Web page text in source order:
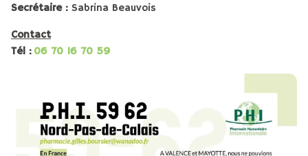
Secrétaire : Sabrina Beauvois
Contact
Tél : 06 70 16 70 59